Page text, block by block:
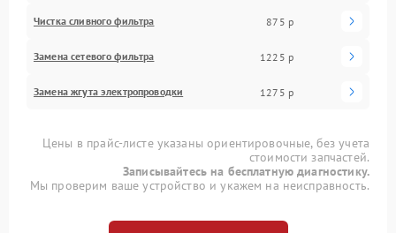
Чистка сливного фильтра 875 р
Замена сетевого фильтра 1225 р
Замена жгута электропроводки 1275 р
Цены в прайс-листе указаны ориентировочные, без учета
стоимости запчастей.
Записывайтесь на бесплатную диагностику.
Мы проверим ваше устройство и укажем на неисправность.